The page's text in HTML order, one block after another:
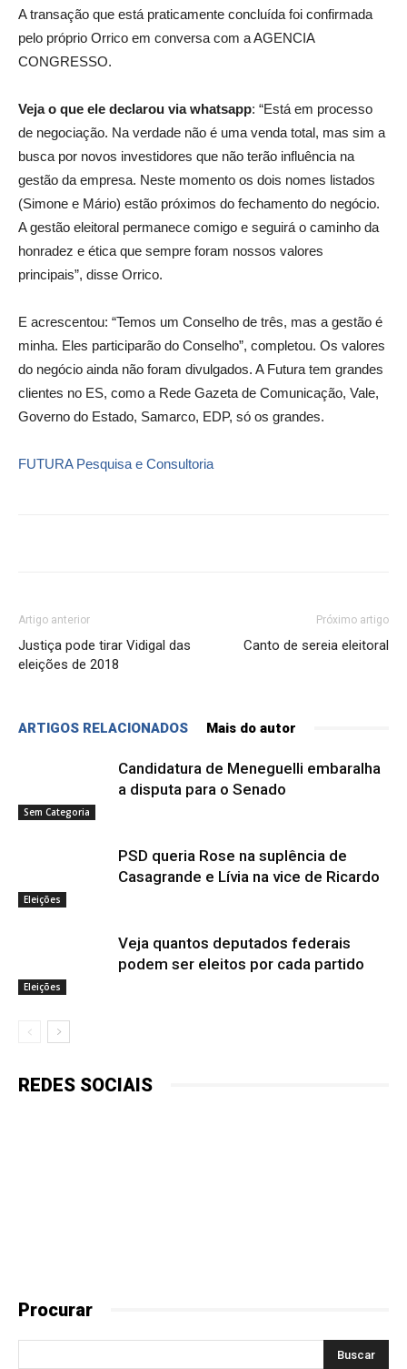
A transação que está praticamente concluída foi confirmada
pelo próprio Orrico em conversa com a AGENCIA
CONGRESSO.
Veja o que ele declarou via whatsapp: “Está em processo
de negociação. Na verdade não é uma venda total, mas sim a
busca por novos investidores que não terão influência na
gestão da empresa. Neste momento os dois nomes listados
(Simone e Mário) estão próximos do fechamento do negócio.
A gestão eleitoral permanece comigo e seguirá o caminho da
honradez e ética que sempre foram nossos valores
principais”, disse Orrico.
E acrescentou: “Temos um Conselho de três, mas a gestão é
minha. Eles participarão do Conselho”, completou. Os valores
do negócio ainda não foram divulgados. A Futura tem grandes
clientes no ES, como a Rede Gazeta de Comunicação, Vale,
Governo do Estado, Samarco, EDP, só os grandes.
FUTURA Pesquisa e Consultoria
Artigo anterior
Justiça pode tirar Vidigal das
eleições de 2018
Próximo artigo
Canto de sereia eleitoral
ARTIGOS RELACIONADOS Mais do autor
Sem Categoria
Candidatura de Meneguelli embaralha
a disputa para o Senado
Eleições
PSD queria Rose na suplência de
Casagrande e Lívia na vice de Ricardo
Eleições
Veja quantos deputados federais
podem ser eleitos por cada partido
REDES SOCIAIS
Procurar